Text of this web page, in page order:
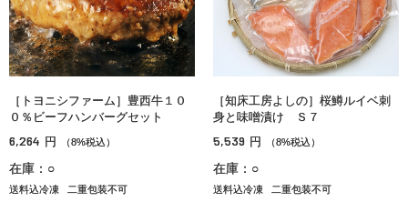
［トヨニシファーム］豊西牛１０
０％ビーフハンバーグセット
6,264 円 （8%税込）
在庫：○
送料込冷凍 二重包装不可
［知床工房よしの］桜鱒ルイベ刺
身と味噌漬け Ｓ７
5,539 円 （8%税込）
在庫：○
送料込冷凍 二重包装不可